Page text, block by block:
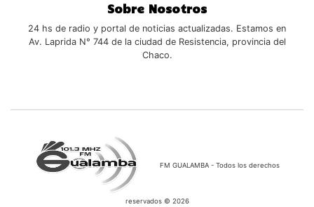
Sobre Nosotros
24 hs de radio y portal de noticias actualizadas. Estamos en
Av. Laprida N° 744 de la ciudad de Resistencia, provincia del
Chaco.
FM GUALAMBA - Todos los derechos
reservados © 2026